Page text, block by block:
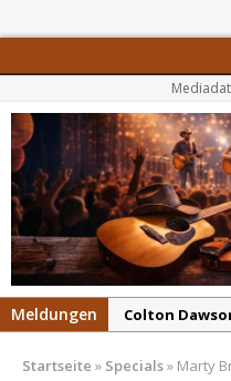
Meldungen
Colton
Carly Pearce
Startseite » Specials» Marty